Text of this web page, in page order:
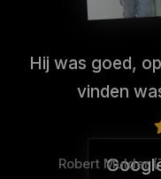
Hij was goed,
vinden
Robert Mulder